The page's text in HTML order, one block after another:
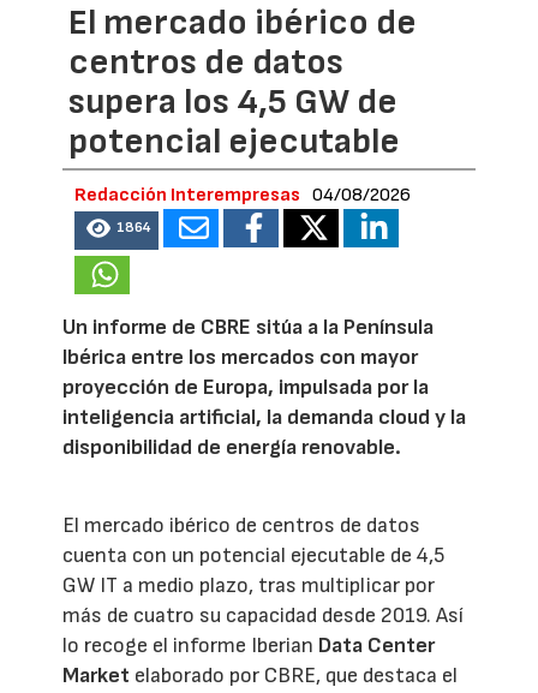
El mercado ibérico de
centros de datos
supera los 4,5 GW de
potencial ejecutable
Redacción Interempresas 04/08/2026
1864
Un informe de CBRE sitúa a la Península
Ibérica entre los mercados con mayor
proyección de Europa, impulsada por la
inteligencia artificial, la demanda cloud y la
disponibilidad de energía renovable.
El mercado ibérico de centros de datos
cuenta con un potencial ejecutable de 4,5
GW IT a medio plazo, tras multiplicar por
más de cuatro su capacidad desde 2019. Así
lo recoge el informe Iberian Data Center
Market elaborado por CBRE, que destaca el